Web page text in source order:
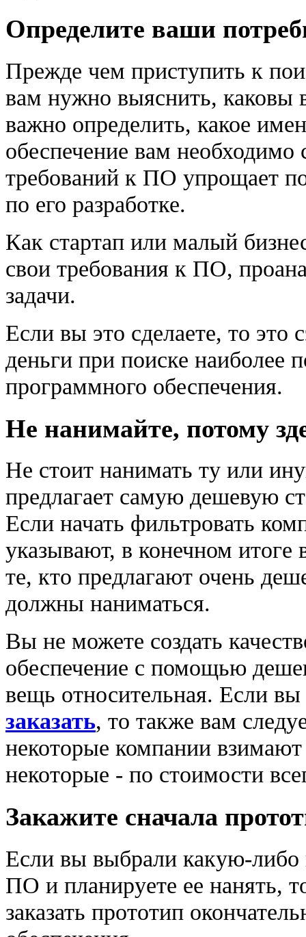
Определите ваши
Прежде чем приступить к
вам нужно выяснить, каковы
важно определить, какое
обеспечение вам необходимо
требований к ПО упрощает
по его разработке.
Как стартап или малый
свои требования к ПО,
задачи.
Если вы это сделаете, то это
деньги при поиске наиболее
программного обеспечения.
Не нанимайте, потому
Не стоит нанимать ту или
предлагает самую дешевую
Если начать фильтровать
указывают, в конечном
те, кто предлагают очень
должны наниматься.
Вы не можете создать
обеспечение с помощью
вещь относительная. Если
заказать, то также вам
некоторые компании
некоторые - по стоимости
Закажите сначала
Если вы выбрали какую-либо
ПО и планируете ее нанять,
заказать прототип